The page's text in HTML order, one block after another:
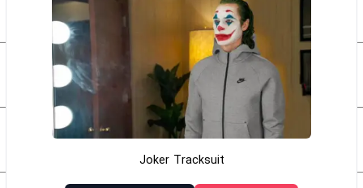
Joker Tracksuit